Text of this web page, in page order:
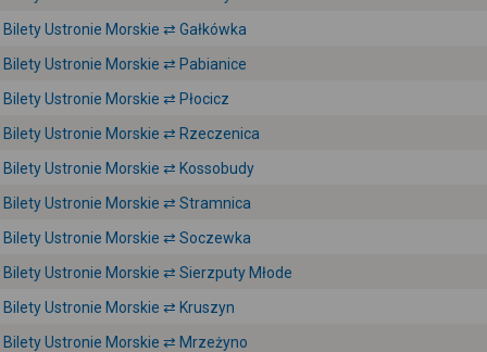
Bilety Ustronie Morskie ⇄ Gałkówka
Bilety Ustronie Morskie ⇄ Pabianice
Bilety Ustronie Morskie ⇄ Płocicz
Bilety Ustronie Morskie ⇄ Rzeczenica
Bilety Ustronie Morskie ⇄ Kossobudy
Bilety Ustronie Morskie ⇄ Stramnica
Bilety Ustronie Morskie ⇄ Soczewka
Bilety Ustronie Morskie ⇄ Sierzputy Młode
Bilety Ustronie Morskie ⇄ Kruszyn
Bilety Ustronie Morskie ⇄ Mrzeżyno